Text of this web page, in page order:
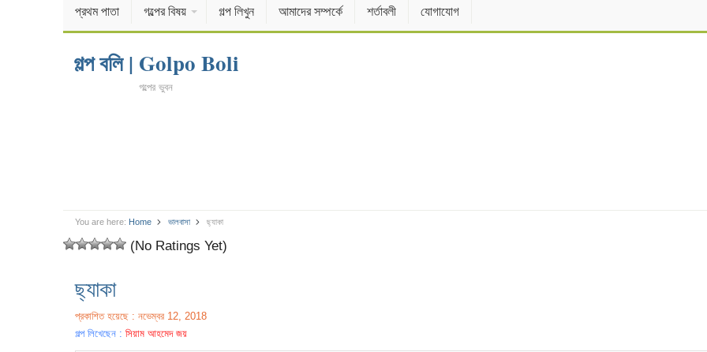
প্রথম পাতা গল্পের বিষয় গল্প লিখুন আমাদের সম্পর্কে শর্তাবলী যোগাযোগ
গল্প বলি | Golpo Boli
গল্পের ভুবন
You are here: Home ভালবাসা ছ্যাকা
(No Ratings Yet)
ছ্যাকা
প্রকাশিত হয়েছে : নভেম্বর 12, 2018
গল্প লিখেছেন : সিয়াম আহমেদ জয়